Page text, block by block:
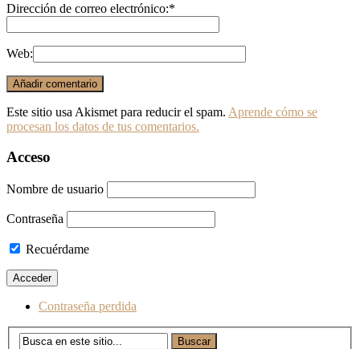
Dirección de correo electrónico:*
Web:
Este sitio usa Akismet para reducir el spam. Aprende cómo se
procesan los datos de tus comentarios.
Acceso
Nombre de usuario
Contraseña
Recuérdame
Contraseña perdida